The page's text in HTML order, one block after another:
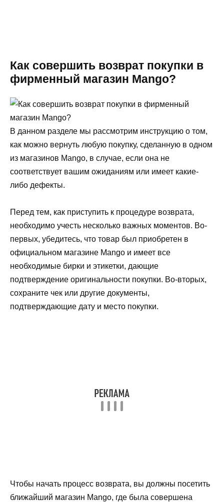
Как совершить возврат покупки в
фирменный магазин Mango?
В данном разделе мы рассмотрим инструкцию о том,
как можно вернуть любую покупку, сделанную в одном
из магазинов Mango, в случае, если она не
соответствует вашим ожиданиям или имеет какие-
либо дефекты.
Перед тем, как приступить к процедуре возврата,
необходимо учесть несколько важных моментов. Во-
первых, убедитесь, что товар был приобретен в
официальном магазине Mango и имеет все
необходимые бирки и этикетки, дающие
подтверждение оригинальности покупки. Во-вторых,
сохраните чек или другие документы,
подтверждающие дату и место покупки.
Чтобы начать процесс возврата, вы должны посетить
ближайший магазин Mango, где была совершена